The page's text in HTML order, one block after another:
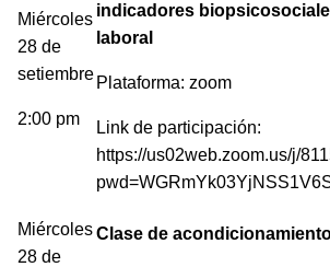
Miércoles
28 de
setiembre
2:00 pm
indicadores
laboral
Plataforma: zoom
Link de participación:
https://us02web.zoom.us/j/
Miércoles
28 de
Clase de